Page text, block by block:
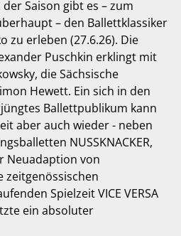
Saison gibt es – zum
– den Ballettklassiker
zu erleben (27.6.26). Die
Puschkin erklingt mit
die Sächsische
Hewett. Ein sich in den
Ballettpublikum kann
aber auch wieder - neben
NUSSKNACKER,
Neuadaption von
zeitgenössischen
Spielzeit VICE VERSA
ein absoluter